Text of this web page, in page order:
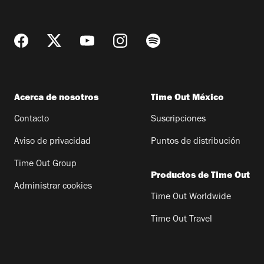
Acerca de nosotros
Contacto
Aviso de privacidad
Time Out Group
Administrar cookies
Time Out México
Suscripciones
Puntos de distribución
Productos de Time Out
Time Out Worldwide
Time Out Travel